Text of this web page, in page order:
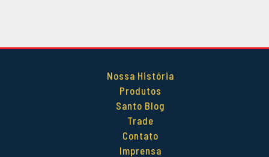
Nossa História
Produtos
Santo Blog
Trade
Contato
Imprensa